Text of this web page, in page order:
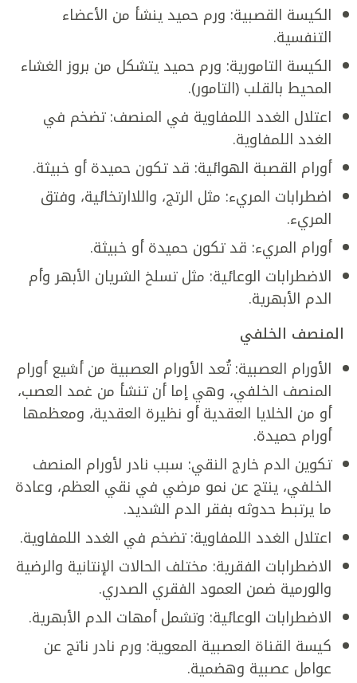
الكيسة القصبية: ورم حميد ينشأ من الأعضاء
التنفسية.
الكيسة التامورية: ورم حميد يتشكل من بروز الغشاء
المحيط بالقلب (التامور).
اعتلال الغدد اللمفاوية في المنصف: تضخم في
الغدد اللمفاوية.
أورام القصبة الهوائية: قد تكون حميدة أو خبيثة.
اضطرابات المريء: مثل الرتج، واللاارتخائية، وفتق
المريء.
أورام المريء: قد تكون حميدة أو خبيثة.
الاضطرابات الوعائية: مثل تسلخ الشريان الأبهر وأم
الدم الأبهرية.
المنصف الخلفي
الأورام العصبية: تُعد الأورام العصبية من أشيع أورام
المنصف الخلفي، وهي إما أن تنشأ من غمد العصب،
أو من الخلايا العقدية أو نظيرة العقدية، ومعظمها
أورام حميدة.
تكوين الدم خارج النقي: سبب نادر لأورام المنصف
الخلفي، ينتج عن نمو مرضي في نقي العظم، وعادة
ما يرتبط حدوثه بفقر الدم الشديد.
اعتلال الغدد اللمفاوية: تضخم في الغدد اللمفاوية.
الاضطرابات الفقرية: مختلف الحالات الإنتانية والرضية
والورمية ضمن العمود الفقري الصدري.
الاضطرابات الوعائية: وتشمل أمهات الدم الأبهرية.
كيسة القناة العصبية المعوية: ورم نادر ناتج عن
عوامل عصبية وهضمية.